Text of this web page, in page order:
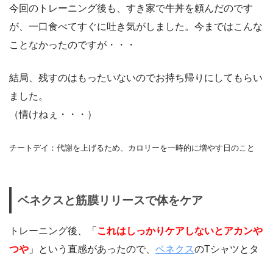
今回のトレーニング後も、すき家で牛丼を頼んだのです
が、一口食べてすぐに吐き気がしました。今まではこんな
ことなかったのですが・・・
結局、残すのはもったいないのでお持ち帰りにしてもらい
ました。
（情けねぇ・・・）
チートデイ：代謝を上げるため、カロリーを一時的に増やす日のこと
ベネクスと筋膜リリースで体をケア
トレーニング後、「 これはしっかりケアしないとアカンや
つや 」という直感があったので、 ベネクスのTシャツとタ